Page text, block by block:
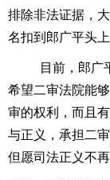
排除非法证据，
名扣到郎广平头上
目前，郎广
希望二审法院能
审的权利，而且
与正义，承担二
但愿司法正义不再